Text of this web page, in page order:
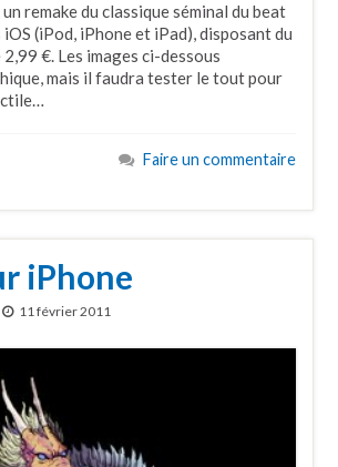
remake du classique séminal du beat
(iPod, iPhone et iPad), disposant du
€. Les images ci-dessous
mais il faudra tester le tout pour
Faire un commentaire
iPhone
11 février 2011